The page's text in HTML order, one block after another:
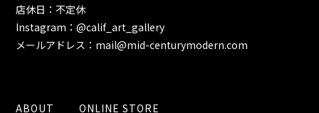
店休日：不定休
Instagram：@calif_art_gallery
メールアドレス：mail@mid-centurymodern.com
ABOUT ONLINE STORE